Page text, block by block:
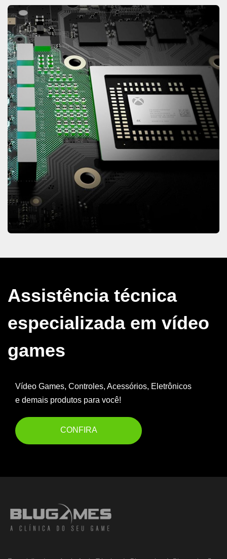
Assistência técnica
especializada em vídeo
games
Vídeo Games, Controles, Acessórios, Eletrônicos
e demais produtos para você!
CONFIRA